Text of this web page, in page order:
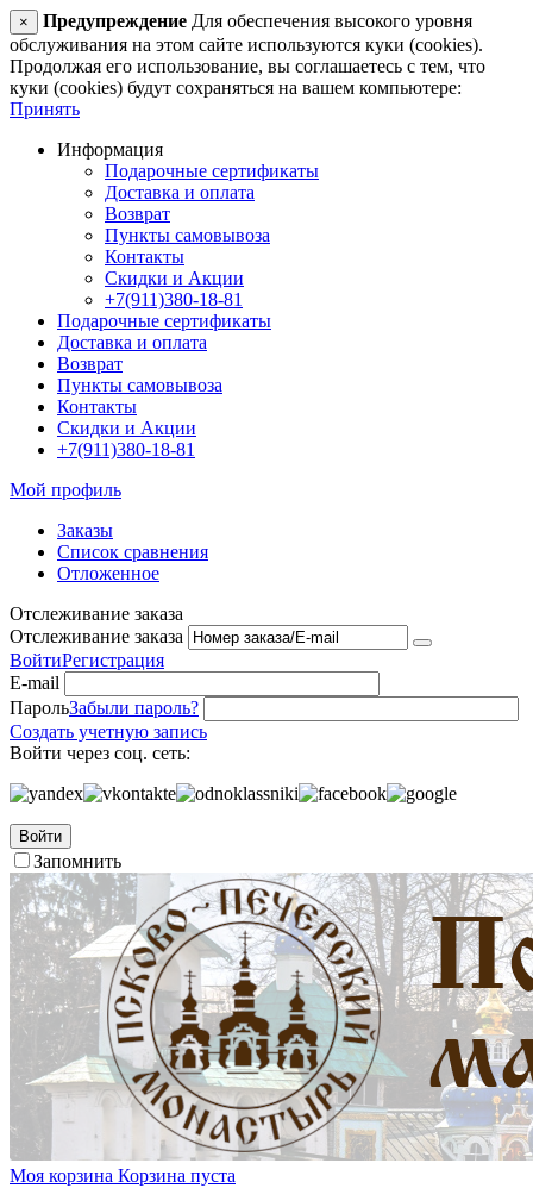
× Предупреждение Для обеспечения высокого уровня
обслуживания на этом сайте используются куки (cookies).
Продолжая его использование, вы соглашаетесь с тем, что
куки (cookies) будут сохраняться на вашем компьютере:
Принять
Информация
Подарочные сертификаты
Доставка и оплата
Возврат
Пункты самовывоза
Контакты
Скидки и Акции
+7(911)380-18-81
Подарочные сертификаты
Доставка и оплата
Возврат
Пункты самовывоза
Контакты
Скидки и Акции
+7(911)380-18-81
Мой профиль
Заказы
Список сравнения
Отложенное
Отслеживание заказа
Отслеживание заказа
ВойтиРегистрация
E-mail
ПарольЗабыли пароль?
Создать учетную запись
Войти через соц. сеть:
Войти
Запомнить
Моя корзина Корзина пуста